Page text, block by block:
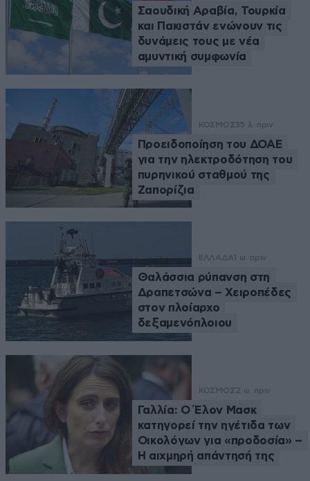
Σαουδική Αραβία, Τουρκία
και Πακιστάν ενώνουν τις
δυνάμεις τους με νέα
αμυντική συμφωνία
ΚΟΣΜΟΣ35 λ. πριν
Προειδοποίηση του ΔΟΑΕ
για την ηλεκτροδότηση του
πυρηνικού σταθμού της
Ζαπορίζια
ΕΛΛΑΔΑ 1 ω. πριν
Θαλάσσια ρύπανση στη
Δραπετσώνα – Χειροπέδες
στον πλοίαρχο
δεξαμενόπλοιου
ΚΟΣΜΟΣ2 ω. πριν
Γαλλία: Ο Έλον Μασκ
κατηγορεί την ηγέτιδα των
Οικολόγων για «προδοσία» –
Η αιχμηρή απάντησή της